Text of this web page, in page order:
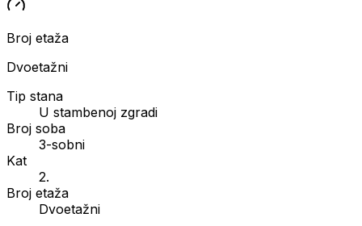
Broj etaža
Dvoetažni
Tip stana
U stambenoj zgradi
Broj soba
3-sobni
Kat
2.
Broj etaža
Dvoetažni